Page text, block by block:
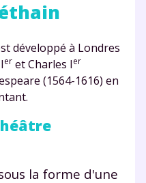
développé à Londres
er et Charles Ier
(1564-1616) en
la forme d'une